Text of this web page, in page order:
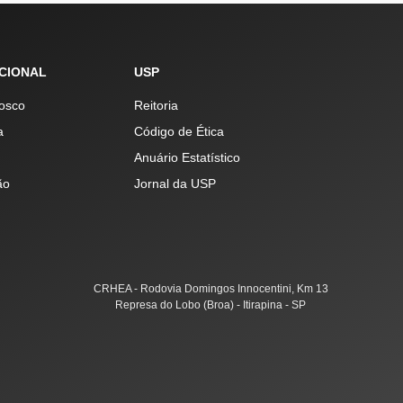
USP
Reitoria
Código de Ética
Anuário Estatístico
Jornal da USP
CRHEA - Rodovia Domingos Innocentini, Km 13
Represa do Lobo (Broa) - Itirapina - SP